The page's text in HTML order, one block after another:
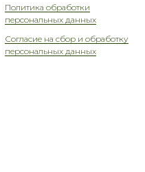
Политика обработки
персональных данных
Согласие на сбор и обработку
персональных данных